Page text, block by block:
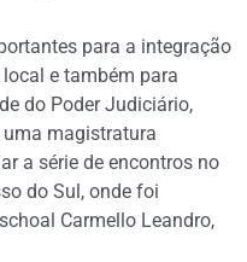
para a integração
e também para
do Poder Judiciário,
magistratura
a série de encontros no
do Sul, onde foi
Carmello Leandro,